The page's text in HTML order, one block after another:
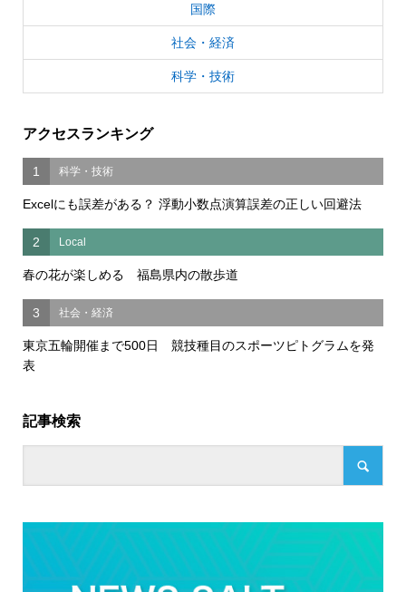
国際
社会・経済
科学・技術
アクセスランキング
1 科学・技術
Excelにも誤差がある？ 浮動小数点演算誤差の正しい回避法
2 Local
春の花が楽しめる 福島県内の散歩道
3 社会・経済
東京五輪開催まで500日 競技種目のスポーツピトグラムを発
表
記事検索